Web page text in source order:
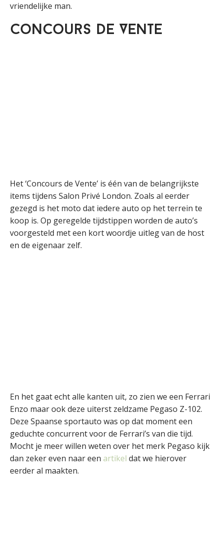
vriendelijke man.
Concours de Vente
Het ‘Concours de Vente’ is één van de belangrijkste
items tijdens Salon Privé London. Zoals al eerder
gezegd is het moto dat iedere auto op het terrein te
koop is. Op geregelde tijdstippen worden de auto’s
voorgesteld met een kort woordje uitleg van de host
en de eigenaar zelf.
En het gaat echt alle kanten uit, zo zien we een Ferrari
Enzo maar ook deze uiterst zeldzame Pegaso Z-102.
Deze Spaanse sportauto was op dat moment een
geduchte concurrent voor de Ferrari’s van die tijd.
Mocht je meer willen weten over het merk Pegaso kijk
dan zeker even naar een artikel dat we hierover
eerder al maakten.